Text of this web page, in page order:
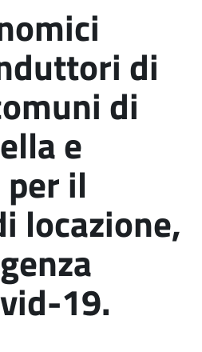
di
di
e
il
locazione,
19.